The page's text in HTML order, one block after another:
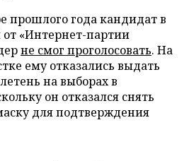
прошлого года кандидат в
«Интернет-партии
не смог проголосовать. На
ему отказались выдать
на выборах в
он отказался снять
для подтверждения